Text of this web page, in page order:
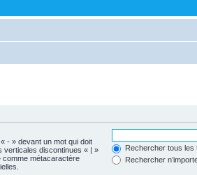
- » devant un mot qui doit
verticales discontinues « | »
comme métacaractère
Rechercher tous les
Rechercher